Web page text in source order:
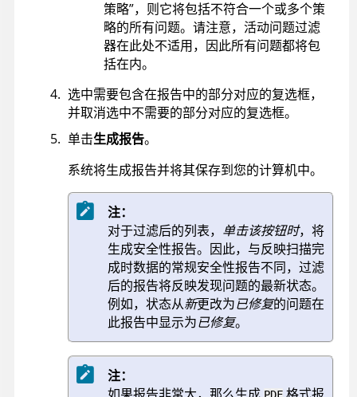
策略”，则它将包括不符合一个或多个策
略的所有问题。请注意，活动问题过滤
器在此处不适用，因此所有问题都将包
括在内。
选中需要包含在报告中的部分对应的复选框，
并取消选中不需要的部分对应的复选框。
单击生成报告。
系统将生成报告并将其保存到您的计算机中。
注：
对于过滤后的列表， 单击该按钮时，将
生成安全性报告。因此，与反映扫描完
成时数据的常规安全性报告不同，过滤
后的报告将反映发现问题的最新状态。
例如，状态从新更改为已修复的问题在
此报告中显示为已修复。
注：